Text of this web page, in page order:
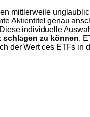
mittlerweile
Aktientitel genau
individuelle
schlagen zu können.
der Wert des ETFs in